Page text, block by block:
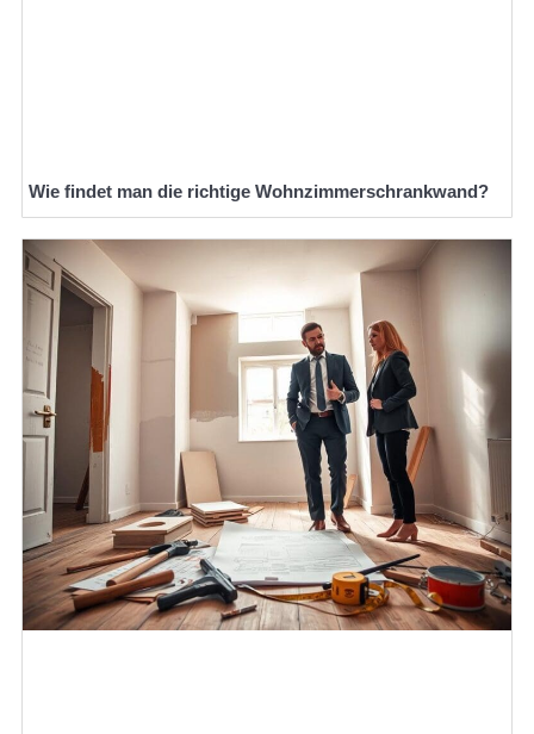
Wie findet man die richtige Wohnzimmerschrankwand?